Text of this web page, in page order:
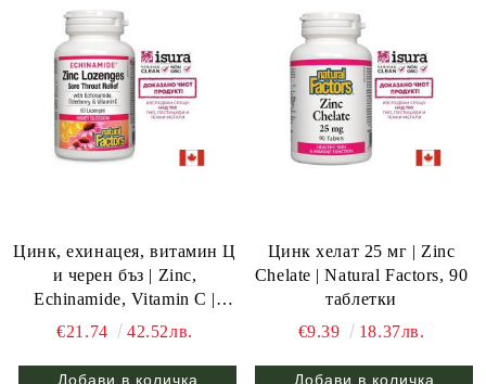
Цинк, ехинацея, витамин Ц
и черен бъз | Zinc,
Echinamide, Vitamin C |
Natural Factors, 60 табл. за
€21.74 42.52лв.
Цинк хелат 25 мг | Zinc
Chelate | Natural Factors, 90
таблетки
€9.39
18.37лв.